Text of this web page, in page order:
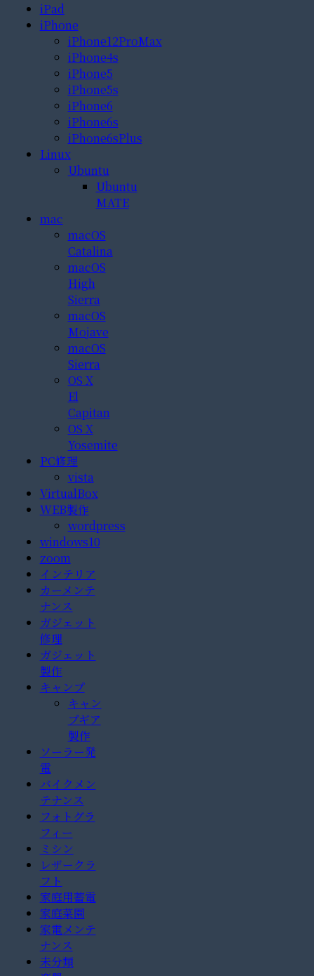
iPad
iPhone
iPhone12ProMax
iPhone4s
iPhone5
iPhone5s
iPhone6
iPhone6s
iPhone6sPlus
Linux
Ubuntu
Ubuntu
MATE
mac
macOS
Catalina
macOS
High
Sierra
macOS
Mojave
macOS
Sierra
OS X
El
Capitan
OS X
Yosemite
PC修理
vista
VirtualBox
WEB製作
wordpress
windows10
zoom
インテリア
カーメンテ
ナンス
ガジェット
修理
ガジェット
製作
キャンプ
キャン
プギア
製作
ソーラー発
電
バイクメン
テナンス
フォトグラ
フィー
ミシン
レザークラ
フト
家庭用蓄電
家庭菜園
家電メンテ
ナンス
未分類